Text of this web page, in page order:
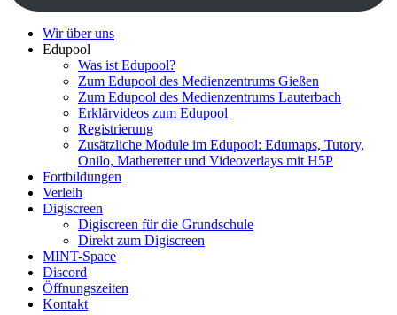
Wir über uns
Edupool
Was ist Edupool?
Zum Edupool des Medienzentrums Gießen
Zum Edupool des Medienzentrums Lauterbach
Erklärvideos zum Edupool
Registrierung
Zusätzliche Module im Edupool: Edumaps, Tutory,
Onilo, Matheretter und Videoverlays mit H5P
Fortbildungen
Verleih
Digiscreen
Digiscreen für die Grundschule
Direkt zum Digiscreen
MINT-Space
Discord
Öffnungszeiten
Kontakt